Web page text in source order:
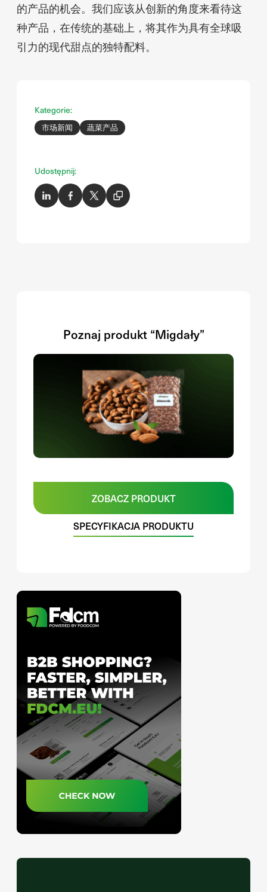
的产品的机会。我们应该从创新的角度来看待这
种产品，在传统的基础上，将其作为具有全球吸
引力的现代甜点的独特配料。
Kategorie:
市场新闻 蔬菜产品
Udostępnij:
Poznaj produkt “Migdały”
ZOBACZ PRODUKT
SPECYFIKACJA PRODUKTU